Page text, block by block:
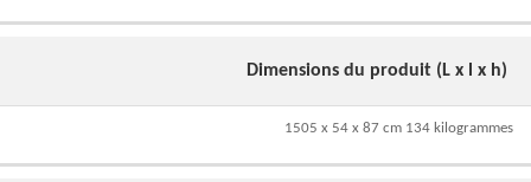
Dimensions du produit (L x l x h)
1505 x 54 x 87 cm 134 kilogrammes